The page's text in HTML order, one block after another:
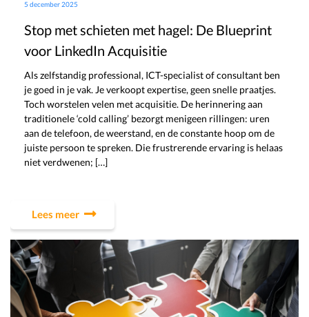
5 december 2025
Stop met schieten met hagel: De Blueprint
voor LinkedIn Acquisitie
Als zelfstandig professional, ICT-specialist of consultant ben
je goed in je vak. Je verkoopt expertise, geen snelle praatjes.
Toch worstelen velen met acquisitie. De herinnering aan
traditionele ‘cold calling’ bezorgt menigeen rillingen: uren
aan de telefoon, de weerstand, en de constante hoop om de
juiste persoon te spreken. Die frustrerende ervaring is helaas
niet verdwenen; […]
Lees meer